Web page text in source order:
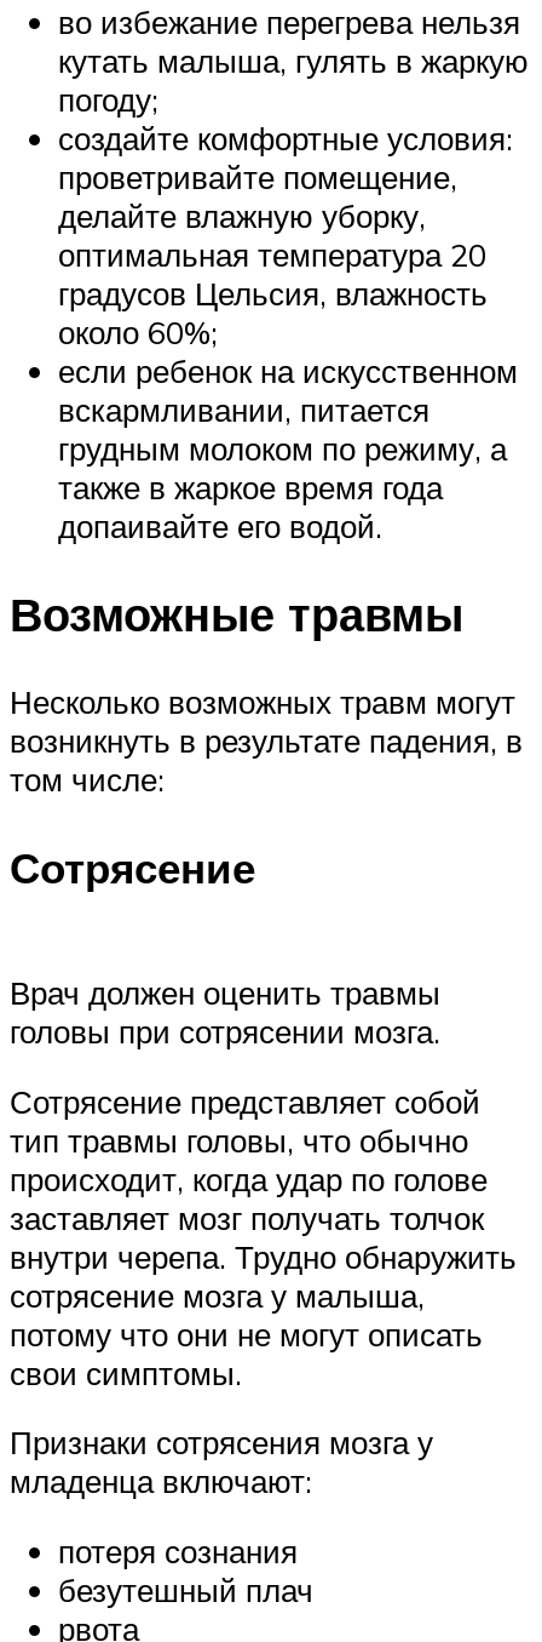
во избежание перегрева нельзя
кутать малыша, гулять в жаркую
погоду;
создайте комфортные условия:
проветривайте помещение,
делайте влажную уборку,
оптимальная температура 20
градусов Цельсия, влажность
около 60%;
если ребенок на искусственном
вскармливании, питается
грудным молоком по режиму, а
также в жаркое время года
допаивайте его водой.
Возможные травмы
Несколько возможных травм могут
возникнуть в результате падения, в
том числе:
Сотрясение
Врач должен оценить травмы
головы при сотрясении мозга.
Сотрясение представляет собой
тип травмы головы, что обычно
происходит, когда удар по голове
заставляет мозг получать толчок
внутри черепа. Трудно обнаружить
сотрясение мозга у малыша,
потому что они не могут описать
свои симптомы.
Признаки сотрясения мозга у
младенца включают:
потеря сознания
безутешный плач
рвота